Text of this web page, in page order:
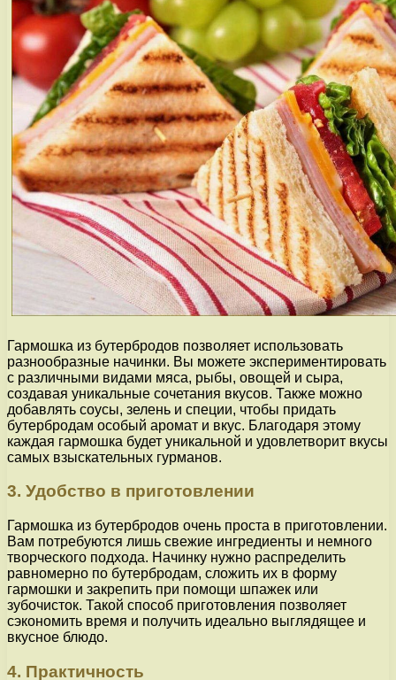
Гармошка из бутербродов позволяет использовать
разнообразные начинки. Вы можете экспериментировать
с различными видами мяса, рыбы, овощей и сыра,
создавая уникальные сочетания вкусов. Также можно
добавлять соусы, зелень и специи, чтобы придать
бутербродам особый аромат и вкус. Благодаря этому
каждая гармошка будет уникальной и удовлетворит вкусы
самых взыскательных гурманов.
3. Удобство в приготовлении
Гармошка из бутербродов очень проста в приготовлении.
Вам потребуются лишь свежие ингредиенты и немного
творческого подхода. Начинку нужно распределить
равномерно по бутербродам, сложить их в форму
гармошки и закрепить при помощи шпажек или
зубочисток. Такой способ приготовления позволяет
сэкономить время и получить идеально выглядящее и
вкусное блюдо.
4. Практичность